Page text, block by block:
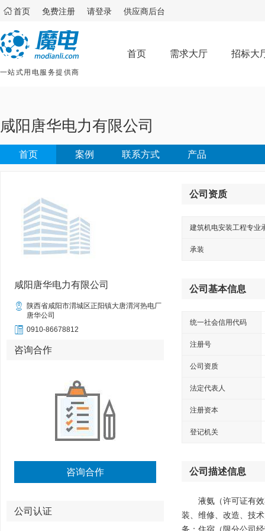
首页 免费注册 请登录 供应商后台
一站式用电服务提供商
首页 需求大厅 招标大
咸阳唐华电力有限公司
首页 案例 联系方式 产品
咸阳唐华电力有限公司

陕西省咸阳市渭城区正阳镇大唐渭河热电厂
唐华公司
 0910-86678812
咨询合作
咨询合作
公司认证
公司资质
建筑机电安装工程专业
承装
公司基本信息
统一社会信用代码
注册号
公司资质
法定代表人
注册资本
登记机关
公司描述信息
液氨（许可证有
装、维修、改造、技